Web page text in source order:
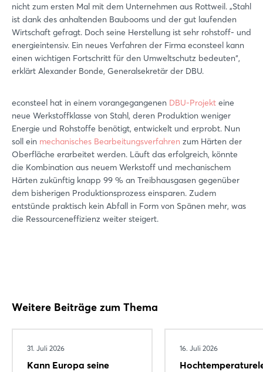
nicht zum ersten Mal mit dem Unternehmen aus Rottweil. „Stahl
ist dank des anhaltenden Baubooms und der gut laufenden
Wirtschaft gefragt. Doch seine Herstellung ist sehr rohstoff- und
energieintensiv. Ein neues Verfahren der Firma econsteel kann
einen wichtigen Fortschritt für den Umweltschutz bedeuten“,
erklärt Alexander Bonde, Generalsekretär der DBU.
econsteel hat in einem vorangegangenen DBU-Projekt eine
neue Werkstoffklasse von Stahl, deren Produktion weniger
Energie und Rohstoffe benötigt, entwickelt und erprobt. Nun
soll ein mechanisches Bearbeitungsverfahren zum Härten der
Oberfläche erarbeitet werden. Läuft das erfolgreich, könnte
die Kombination aus neuem Werkstoff und mechanischem
Härten zukünftig knapp 99 % an Treibhausgasen gegenüber
dem bisherigen Produktionsprozess einsparen. Zudem
entstünde praktisch kein Abfall in Form von Spänen mehr, was
die Ressourceneffizienz weiter steigert.
Weitere Beiträge zum Thema
31. Juli 2026
Kann Europa seine
16. Juli 2026